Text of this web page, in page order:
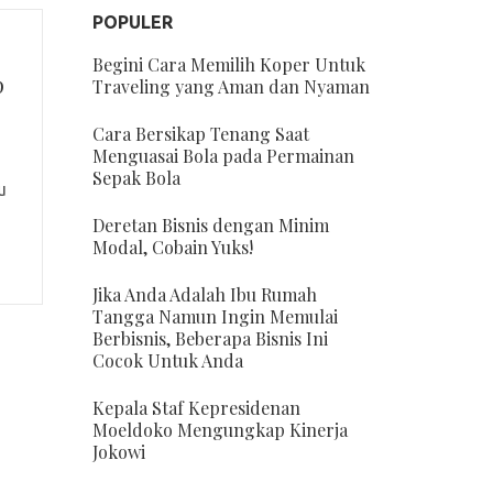
POPULER
Begini Cara Memilih Koper Untuk
Traveling yang Aman dan Nyaman
Cara Bersikap Tenang Saat
Menguasai Bola pada Permainan
Sepak Bola
Deretan Bisnis dengan Minim
Modal, Cobain Yuks!
Jika Anda Adalah Ibu Rumah
Tangga Namun Ingin Memulai
Berbisnis, Beberapa Bisnis Ini
Cocok Untuk Anda
Kepala Staf Kepresidenan
Moeldoko Mengungkap Kinerja
Jokowi